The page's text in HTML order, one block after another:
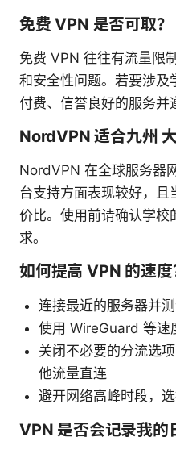
免费 VPN 是否可取？
免费 VPN 往往有流量限
和安全性问题。若要涉及
付费、信誉良好的服务并
NordVPN 适合九州 大
NordVPN 在全球服务器
台支持方面表现较好，且
价比。使用前请确认学校
求。
如何提高 VPN 的速度
连接最近的服务器并
使用 WireGuard 等速
关闭不必要的分流选
他流量直连
避开网络高峰时段，
VPN 是否会记录我的